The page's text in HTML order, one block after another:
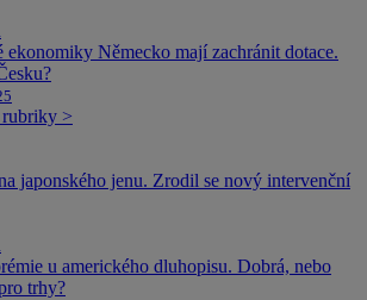
ekonomiky Německo mají zachránit dotace.
>
japonského jenu. Zrodil se nový intervenční
u amerického dluhopisu. Dobrá, nebo
trhy?